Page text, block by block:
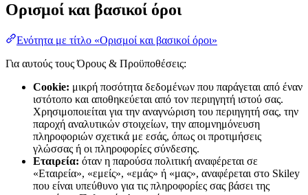
Ορισμοί και βασικοί όροι
Ενότητα με τίτλο «Ορισμοί και βασικοί όροι»
Για αυτούς τους Όρους & Προϋποθέσεις:
Cookie: μικρή ποσότητα δεδομένων που παράγεται από έναν
ιστότοπο και αποθηκεύεται από τον περιηγητή ιστού σας.
Χρησιμοποιείται για την αναγνώριση του περιηγητή σας, την
παροχή αναλυτικών στοιχείων, την απομνημόνευση
πληροφοριών σχετικά με εσάς, όπως οι προτιμήσεις
γλώσσας ή οι πληροφορίες σύνδεσης.
Εταιρεία: όταν η παρούσα πολιτική αναφέρεται σε
«Εταιρεία», «εμείς», «εμάς» ή «μας», αναφέρεται στο Skiley
που είναι υπεύθυνο για τις πληροφορίες σας βάσει της